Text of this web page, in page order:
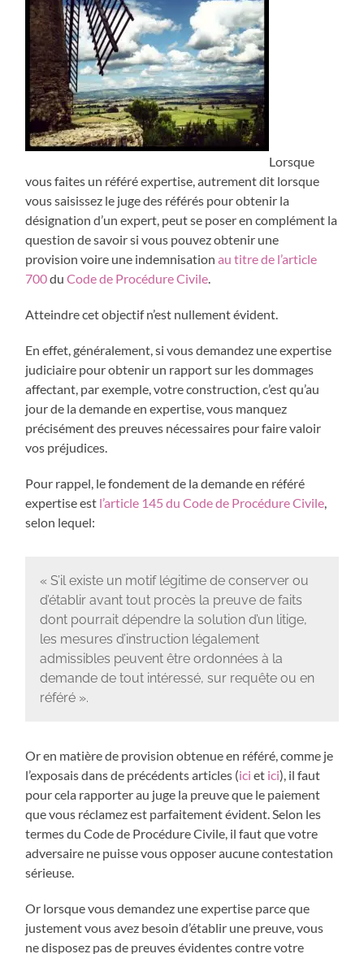
Lorsque
vous faites un référé expertise, autrement dit lorsque
vous saisissez le juge des référés pour obtenir la
désignation d’un expert, peut se poser en complément la
question de savoir si vous pouvez obtenir une
provision voire une indemnisationau titre de l’article
700duCode de Procédure Civile.
Atteindre cet objectif n’est nullement évident.
En effet, généralement, si vous demandez une expertise
judiciaire pour obtenir un rapport sur les dommages
affectant, par exemple, votre construction, c’est qu’au
jour de la demande en expertise, vous manquez
précisément des preuves nécessaires pour faire valoir
vos préjudices.
Pour rappel, le fondement de la demande en référé
expertise est l’article 145 du Code de Procédure Civile,
selon lequel:
« S’il existe un motif légitime de conserver ou
d’établir avant tout procès la preuve de faits
dont pourrait dépendre la solution d’un litige,
les mesures d’instruction légalement
admissibles peuvent être ordonnées à la
demande de tout intéressé, sur requête ou en
référé ».
Or en matière de provision obtenue en référé, comme je
l’exposais dans de précédents articles (ici et ici), il faut
pour cela rapporter au juge la preuve que le paiement
que vous réclamez est parfaitement évident. Selon les
termes du Code de Procédure Civile, il faut que votre
adversaire ne puisse vous opposer aucune contestation
sérieuse.
Or lorsque vous demandez une expertise parce que
justement vous avez besoin d’établir une preuve, vous
ne disposez pas de preuves évidentes contre votre